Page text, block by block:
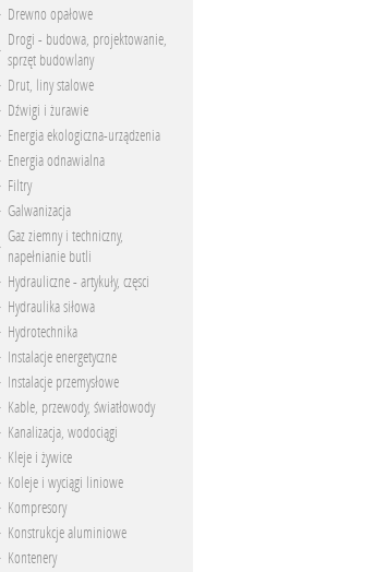
Drewno opałowe
Drogi - budowa, projektowanie,
sprzęt budowlany
Drut, liny stalowe
Dźwigi i żurawie
Energia ekologiczna-urządzenia
Energia odnawialna
Filtry
Galwanizacja
Gaz ziemny i techniczny,
napełnianie butli
Hydrauliczne - artykuły, częsci
Hydraulika siłowa
Hydrotechnika
Instalacje energetyczne
Instalacje przemysłowe
Kable, przewody, światłowody
Kanalizacja, wodociągi
Kleje i żywice
Koleje i wyciągi liniowe
Kompresory
Konstrukcje aluminiowe
Kontenery